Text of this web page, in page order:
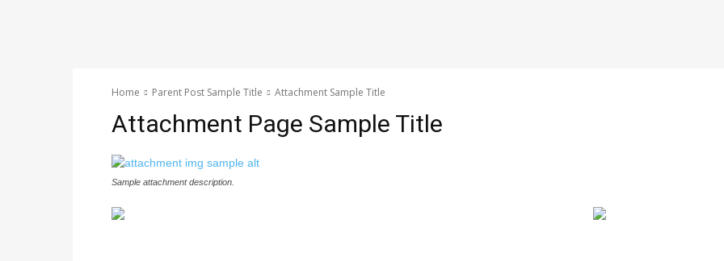
Home Parent Post Sample Title Attachment Sample Title
Attachment Page Sample Title
Sample attachment description.